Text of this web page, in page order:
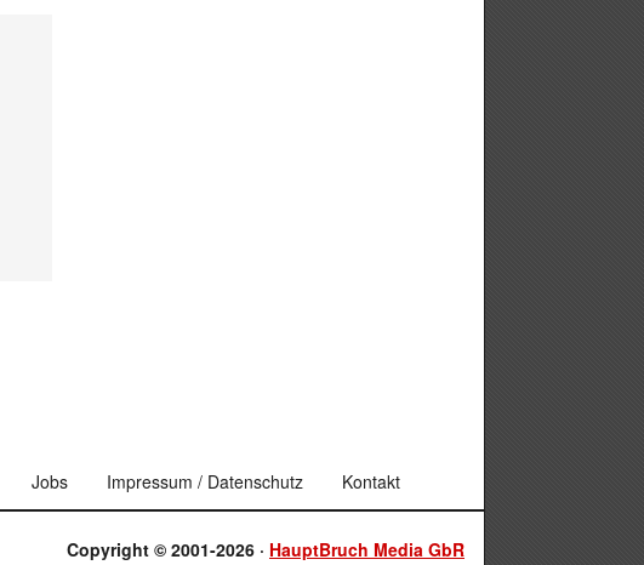
Jobs Impressum / Datenschutz Kontakt
Copyright © 2001-2026 · HauptBruch Media GbR